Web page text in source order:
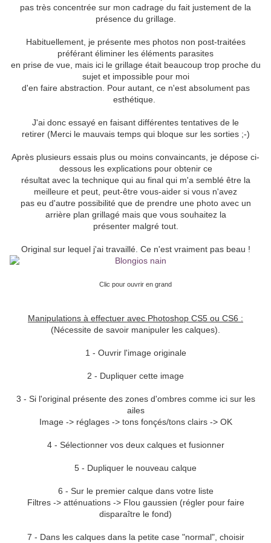
pas très concentrée sur mon cadrage du fait justement de la
présence du grillage.
Habituellement, je présente mes photos non post-traitées
préférant éliminer les éléments parasites
en prise de vue, mais ici le grillage était beaucoup trop proche du
sujet et impossible pour moi
d'en faire abstraction. Pour autant, ce n'est absolument pas
esthétique.
J'ai donc essayé en faisant différentes tentatives de le
retirer (Merci le mauvais temps qui bloque sur les sorties ;-)
Après plusieurs essais plus ou moins convaincants, je dépose ci-
dessous les explications pour obtenir ce
résultat avec la technique qui au final qui m'a semblé être la
meilleure et peut, peut-être vous-aider si vous n'avez
pas eu d'autre possibilité que de prendre une photo avec un
arrière plan grillagé mais que vous souhaitez la
présenter malgré tout.
Original sur lequel j'ai travaillé. Ce n'est vraiment pas beau !
Clic pour ouvrir en grand
Manipulations à effectuer avec Photoshop CS5 ou CS6 :
(Nécessite de savoir manipuler les calques).
1 - Ouvrir l'image originale
2 - Dupliquer cette image
3 - Si l'original présente des zones d'ombres comme ici sur les
ailes
Image -> réglages -> tons fonçés/tons clairs -> OK
4 - Sélectionner vos deux calques et fusionner
5 - Dupliquer le nouveau calque
6 - Sur le premier calque dans votre liste
Filtres -> atténuations -> Flou gaussien (régler pour faire
disparaître le fond)
7 - Dans les calques dans la petite case "normal", choisir